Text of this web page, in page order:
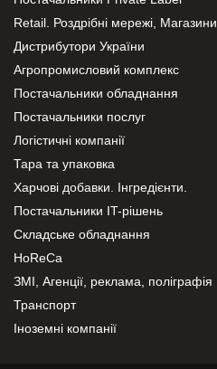
Retail. Роздрібні мережі, Магазини
Дистрибутори України
Агропромисловий комплекс
Постачальники обладнання
Постачальники послуг
Логістичні компанії
Тара та упаковка
Харчові добавки. Інгредієнти.
Постачальники IT-рішень
Складське обладнання
HoReCa
ЗМІ, Агенції, реклама, поліграфія
Транспорт
Іноземні компанії